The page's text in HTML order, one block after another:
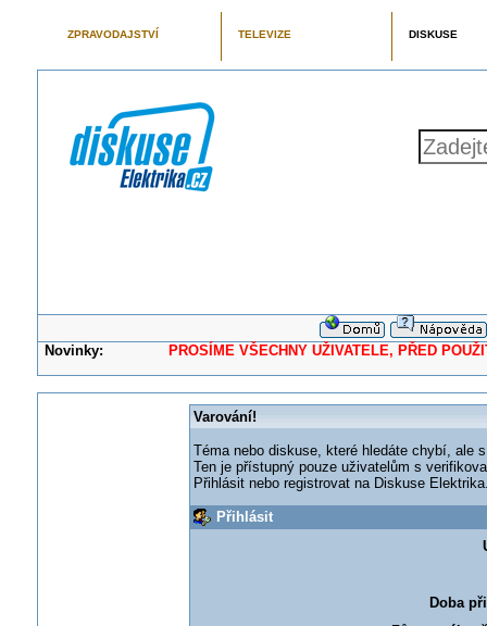
ZPRAVODAJSTVÍ TELEVIZE DISKUSE
Novinky: PROSÍME VŠECHNY UŽIVATELE, PŘED
Varování!
Téma nebo diskuse, které hledáte chybí, ale
Ten je přístupný pouze uživatelům s
Přihlásit nebo registrovat na Diskuse
Přihlásit
Doba